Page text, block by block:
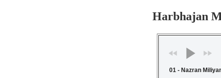
Harbhajan
01 - Nazran